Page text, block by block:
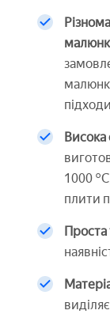
Висока
1000
плити
Проста